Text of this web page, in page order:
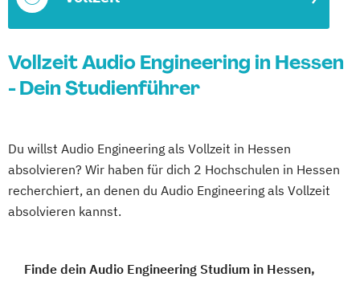
Vollzeit Audio Engineering in Hessen
- Dein Studienführer
Du willst Audio Engineering als Vollzeit in Hessen
absolvieren? Wir haben für dich 2 Hochschulen in Hessen
recherchiert, an denen du Audio Engineering als Vollzeit
absolvieren kannst.
Finde dein Audio Engineering Studium in Hessen,